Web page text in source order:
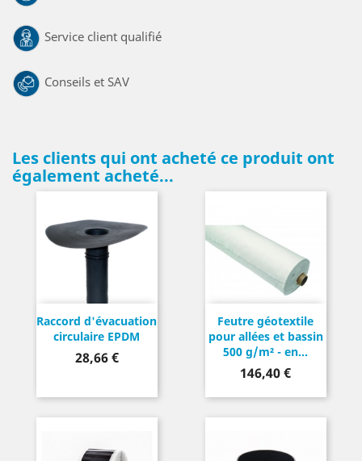
Service client qualifié
Conseils et SAV
Les clients qui ont acheté ce produit ont
également acheté...
Raccord d'évacuation
circulaire EPDM
Prix
28,66 €
Feutre géotextile
pour allées et bassin
500 g/m² - en...
Prix
146,40 €